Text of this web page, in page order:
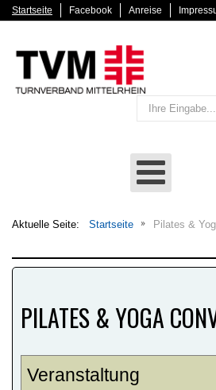
Startseite Facebook Anreise
Aktuelle Seite: Startseite Pilates &
PILATES & YOGA
Veranstaltung